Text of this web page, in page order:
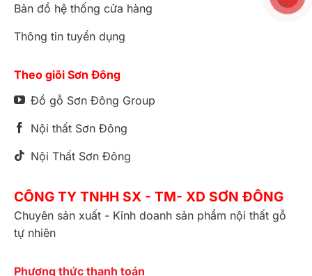
Bản đồ hệ thống cửa hàng
Thông tin tuyển dụng
Theo giõi Sơn Đông
Đồ gỗ Sơn Đông Group
Nội thất Sơn Đông
Nội Thất Sơn Đông
CÔNG TY TNHH SX - TM- XD SƠN ĐÔNG
Chuyên sản xuất - Kinh doanh sản phẩm nội thất gỗ
tự nhiên
Phương thức thanh toán